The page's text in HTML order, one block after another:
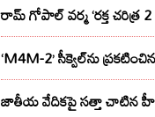
రామ్ గోపాల్ వర్మ ‘రక్త చరిత్ర
‘M4M-2’ సీక్వెల్‌ను
జాతీయ వేదికపై సత్తా చాటిన